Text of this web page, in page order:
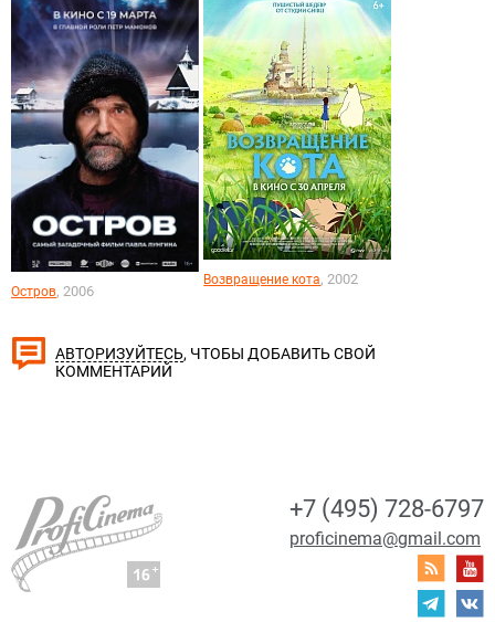
Остров, 2006
Возвращение кота, 2002
АВТОРИЗУЙТЕСЬ, ЧТОБЫ ДОБАВИТЬ СВОЙ
КОММЕНТАРИЙ
+7 (495) 728-6797
proficinema@gmail.com